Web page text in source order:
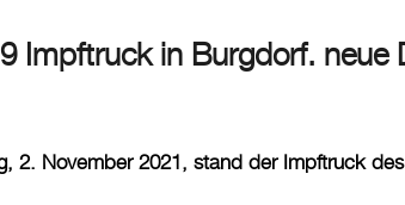
Impftruck in Burgdorf. neue
2. November 2021, stand der Impftruck